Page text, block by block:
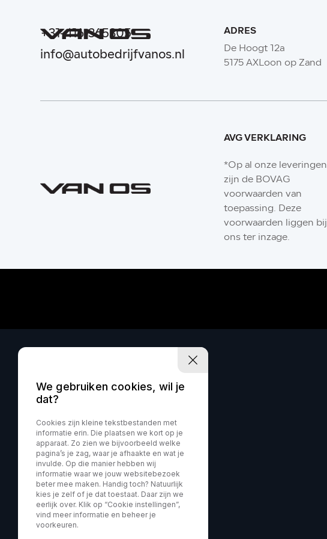
+31-416-365305
info@autobedrijfvanos.nl
ADRES
De Hoogt 12a
5175 AXLoon op Zand
AVG VERKLARING
*Op al onze leveringen
zijn de BOVAG
voorwaarden van
toepassing. Deze
voorwaarden liggen bij
ons ter inzage.
We gebruiken cookies, wil je
dat?
Cookies zijn kleine tekstbestanden met
informatie erin. Die plaatsen we kort op je
apparaat. Zo zien we bijvoorbeeld welke
pagina’s je zag, waar je afhaakte en wat je
invulde. Op die manier hebben wij
informatie waar we jouw websitebezoek
beter mee maken. Handig toch? Natuurlijk
kies je zelf of je dat toestaat. Daar zijn we
eerlijk over. Klik op “Cookie instellingen”,
vind meer informatie en beheer je
voorkeuren.